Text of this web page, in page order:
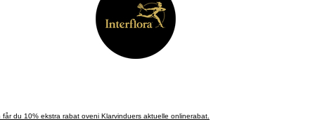
af Ældre Sagen får du 10% ekstra rabat oveni Klarvinduers aktuelle onlinerabat.